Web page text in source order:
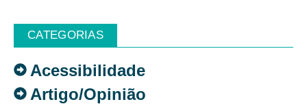
CATEGORIAS
Acessibilidade
Artigo/Opinião